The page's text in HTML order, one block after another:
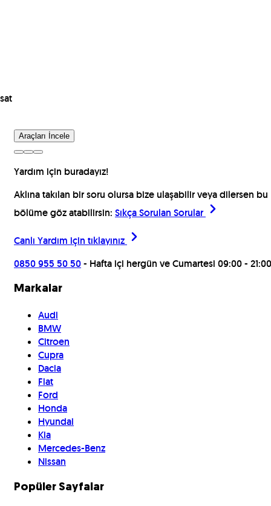
Araçları İncele
Yardım için buradayız!
Aklına takılan bir soru olursa bize ulaşabilir veya dilersen bu
bölüme göz atabilirsin: Sıkça Sorulan Sorular
Canlı Yardım için tıklayınız
0850 955 50 50- Hafta içi hergün ve Cumartesi 09:00 - 21:00
Markalar
Audi
BMW
Citroen
Cupra
Dacia
Fiat
Ford
Honda
Hyundai
Kia
Mercedes-Benz
Nissan
Popüler Sayfalar